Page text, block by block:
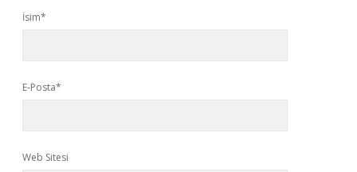
İsim*
E-Posta*
Web Sitesi